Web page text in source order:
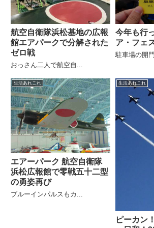
航空自衛隊浜松基地の広報
館エアパークで分解された
ゼロ戦
おっさん二人で航空自...
今年も行
ア・フェ
駐車場の開
生活あれこれ
エアーパーク 航空自衛隊
浜松広報館で零戦五十二型
の勇姿再び
ブルーインパルスもカ...
生活あれこれ
ピーカン